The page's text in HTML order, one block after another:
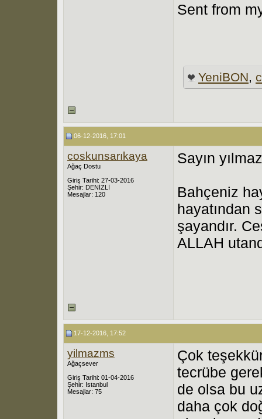
Sent from
YeniBON,
06-12-2016, 17:01
coskunsarıkaya
Ağaç Dostu
Giriş Tarihi: 27-03-2016
Şehir: DENİZLİ
Mesajlar: 120
Sayın
Bahçeniz
hayatından
şayandır.
ALLAH
17-12-2016, 17:52
yilmazms
Ağaçsever
Giriş Tarihi: 01-04-2016
Şehir: Istanbul
Mesajlar: 75
Çok
tecrübe
de olsa bu
daha çok